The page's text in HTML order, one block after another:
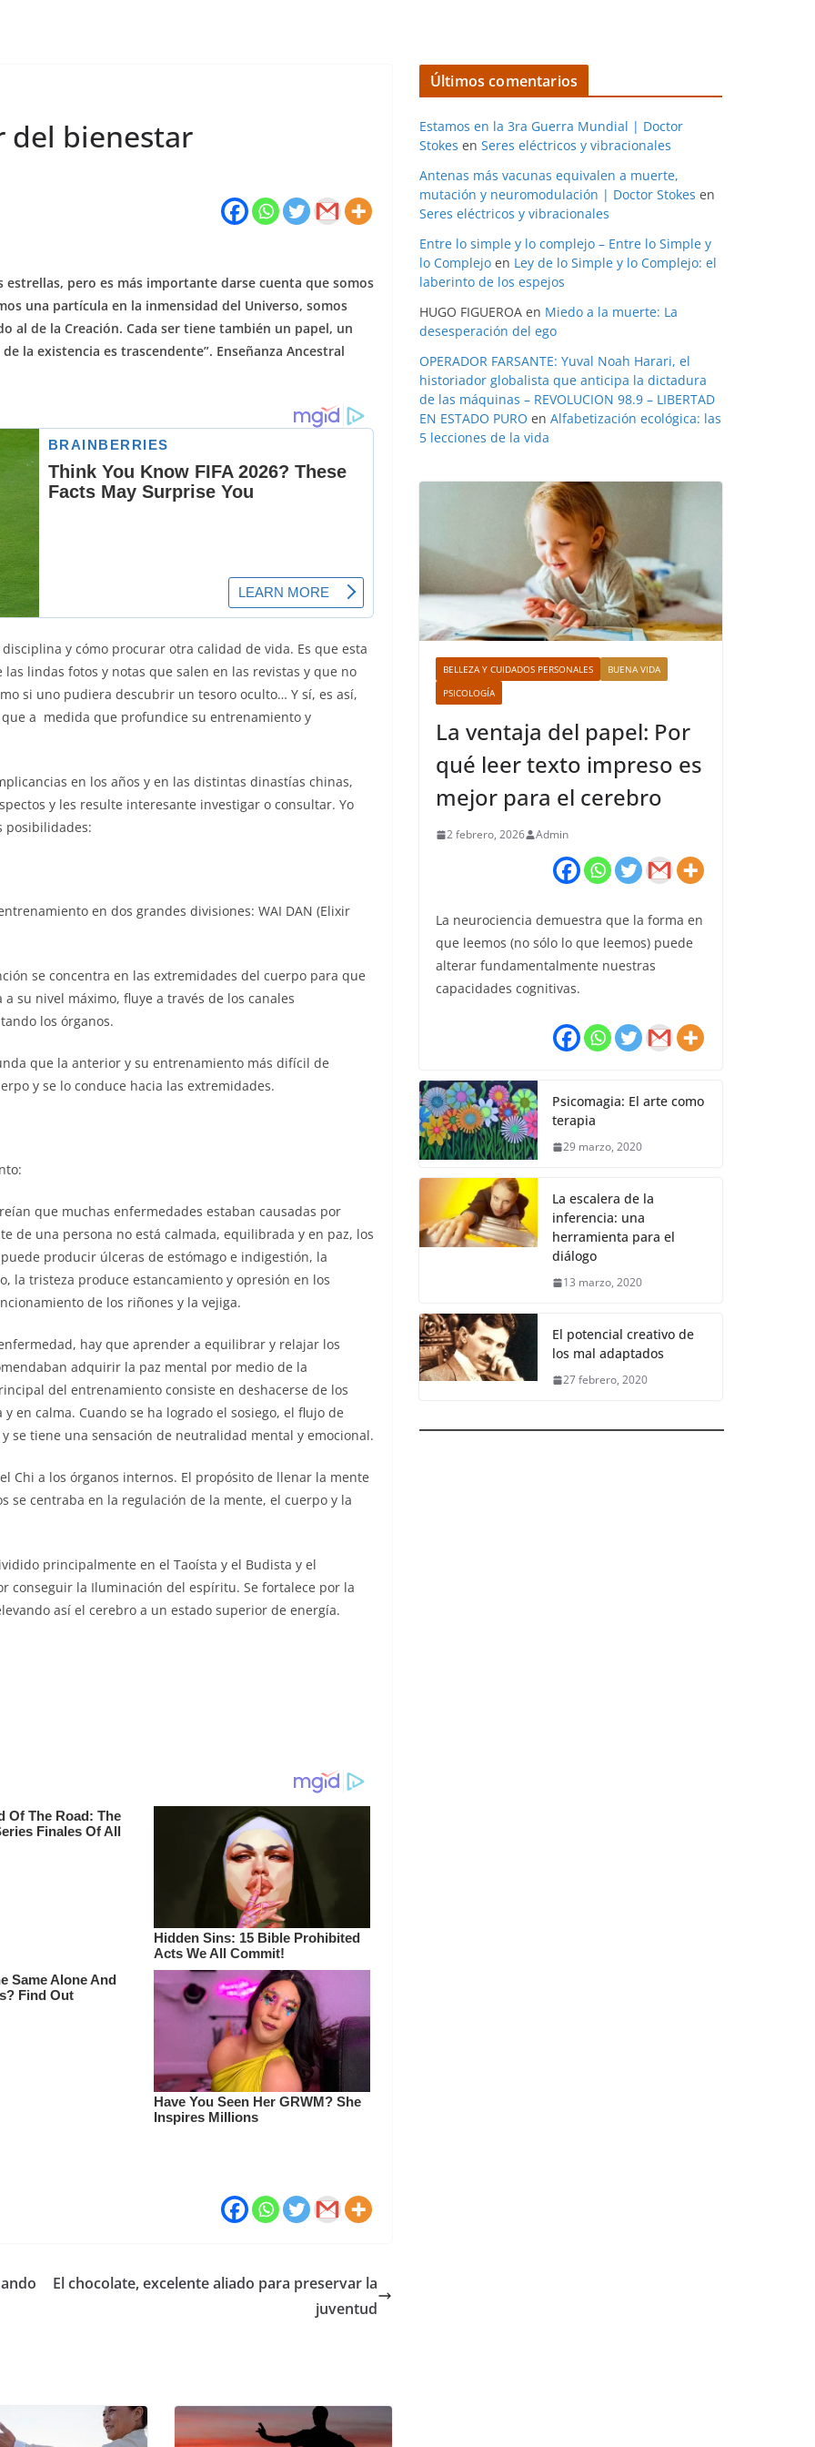
del bienestar
estrellas, pero es más importante darse cuenta que somos
una partícula en la inmensidad del Universo, somos
al de la Creación. Cada ser tiene también un papel, un
la existencia es trascendente”. Enseñanza Ancestral
y cómo procurar otra calidad de vida. Es que esta
lindas fotos y notas que salen en las revistas y que no
si uno pudiera descubrir un tesoro oculto… Y sí, es así,
a medida que profundice su entrenamiento y
en los años y en las distintas dinastías chinas,
y les resulte interesante investigar o consultar. Yo
posibilidades:
en dos grandes divisiones: WAI DAN (Elixir
se concentra en las extremidades del cuerpo para que
su nivel máximo, fluye a través de los canales
los órganos.
que la anterior y su entrenamiento más difícil de
y se lo conduce hacia las extremidades.
que muchas enfermedades estaban causadas por
de una persona no está calmada, equilibrada y en paz, los
producir úlceras de estómago e indigestión, la
la tristeza produce estancamiento y opresión en los
de los riñones y la vejiga.
hay que aprender a equilibrar y relajar los
adquirir la paz mental por medio de la
del entrenamiento consiste en deshacerse de los
en calma. Cuando se ha logrado el sosiego, el flujo de
se tiene una sensación de neutralidad mental y emocional.
Chi a los órganos internos. El propósito de llenar la mente
se centraba en la regulación de la mente, el cuerpo y la
principalmente en el Taoísta y el Budista y el
conseguir la Iluminación del espíritu. Se fortalece por la
así el cerebro a un estado superior de energía.
El chocolate, excelente aliado para preservar la
juventud
Últimos comentarios
Estamos en la 3ra Guerra Mundial | Doctor
Stokes en Seres eléctricos y vibracionales
Antenas más vacunas equivalen a muerte,
mutación y neuromodulación | Doctor Stokes en
Seres eléctricos y vibracionales
Entre lo simple y lo complejo – Entre lo Simple y
lo Complejo en Ley de lo Simple y lo Complejo: el
laberinto de los espejos
HUGO FIGUEROA en Miedo a la muerte: La
desesperación del ego
OPERADOR FARSANTE: Yuval Noah Harari, el
historiador globalista que anticipa la dictadura
de las máquinas – REVOLUCION 98.9 – LIBERTAD
EN ESTADO PURO en Alfabetización ecológica: las
5 lecciones de la vida
BELLEZA Y CUIDADOS PERSONALES
BUENA VIDA
PSICOLOGÍA
La ventaja del papel: Por
qué leer texto impreso es
mejor para el cerebro
2 febrero, 2026 Admin
La neurociencia demuestra que la forma en
que leemos (no sólo lo que leemos) puede
alterar fundamentalmente nuestras
capacidades cognitivas.
Psicomagia: El arte como
terapia
29 marzo, 2020
La escalera de la
inferencia: una
herramienta para el
diálogo
13 marzo, 2020
El potencial creativo de
los mal adaptados
27 febrero, 2020